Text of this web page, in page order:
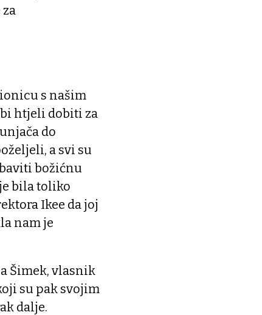
s našim
htjeli dobiti za
do
a svi su
božićnu
bila toliko
Ikee da joj
nam je
Šimek, vlasnik
su pak svojim
dalje.